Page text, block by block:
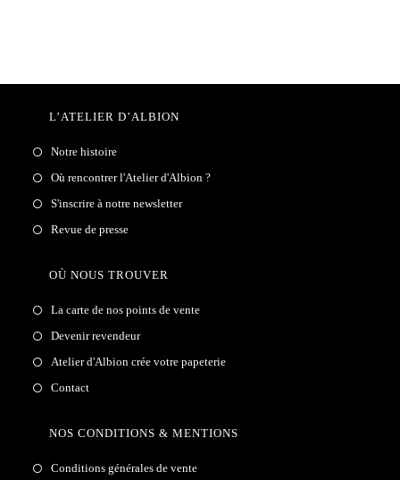
L’ATELIER D’ALBION
Notre histoire
Où rencontrer l'Atelier d'Albion ?
S'inscrire à notre newsletter
Revue de presse
OÙ NOUS TROUVER
La carte de nos points de vente
Devenir revendeur
Atelier d'Albion crée votre papeterie
Contact
NOS CONDITIONS & MENTIONS
Conditions générales de vente